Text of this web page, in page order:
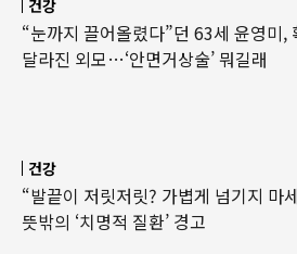
건강
“눈까지 끌어올렸다”던 63세 윤영미,
달라진 외모…‘안면거상술’ 뭐길래
건강
“발끝이 저릿저릿? 가볍게 넘기지 마
뜻밖의 ‘치명적 질환’ 경고